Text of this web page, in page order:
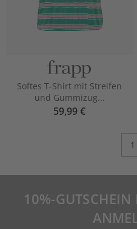
Softes T-Shirt mit Streifen
und Gummizug...
59,99 €
Page
10%-GUTSCHEIN